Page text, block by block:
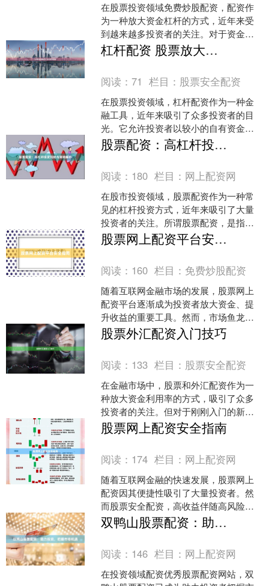
在股票投资领域免费炒股配资，配资作
为一种放大资金杠杆的方式，近年来受
到越来越多投资者的关注。对于资金有
限但希望扩大操作空间的股民来说，选
择一个安全、低门槛的股票....
杠杆配资 股票放大工具 高收益风险
阅读：71 栏目： 股票安全配资
在股票投资领域，杠杆配资作为一种金
融工具，近年来吸引了众多投资者的目
光。它允许投资者以较小的自有资金撬
动更大规模的交易，从而放大潜在收
益。然而，正如一枚硬币的两....
股票配资：高杠杆投资风险与策略解析
阅读： 180 栏目： 网上配资网
在股市投资领域，股票配资作为一种常
见的杠杆投资方式，近年来吸引了大量
投资者的关注。所谓股票配资，是指投
资者通过配资平台借入资金进行股票交
易，以放大投资收益的操作....
股票网上配资平台安全指南
阅读： 160 栏目： 免费炒股配资
随着互联网金融市场的发展，股票网上
配资平台逐渐成为投资者放大资金、提
升收益的重要工具。然而，市场鱼龙混
杂，如何辨别正规平台、规避风险股票
安全配资，成为每位投资者....
股票外汇配资入门技巧
阅读： 133 栏目： 股票安全配资
在金融市场中，股票和外汇配资作为一
种放大资金利用率的方式，吸引了众多
投资者的关注。但对于刚刚入门的新手
来说，如何在控制风险的前提下稳健操
作，是必须掌握的核心技能....
股票网上配资安全指南
阅读： 174 栏目： 网上配资网
随着互联网金融的快速发展，股票网上
配资因其便捷性吸引了大量投资者。然
而股票安全配资，高收益伴随高风险，
如何识别正规平台、规避资金安全陷
阱，成为每位配资者必须掌握....
双鸭山股票配资：助力投资，把握市场机遇
阅读： 146 栏目： 网上配资网
在投资领域配资优秀股票配资网站，双